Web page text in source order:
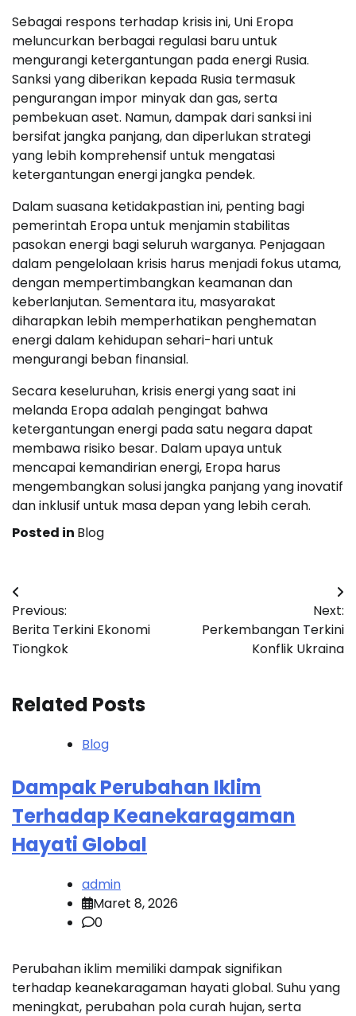
Sebagai respons terhadap krisis ini, Uni Eropa
meluncurkan berbagai regulasi baru untuk
mengurangi ketergantungan pada energi Rusia.
Sanksi yang diberikan kepada Rusia termasuk
pengurangan impor minyak dan gas, serta
pembekuan aset. Namun, dampak dari sanksi ini
bersifat jangka panjang, dan diperlukan strategi
yang lebih komprehensif untuk mengatasi
ketergantungan energi jangka pendek.
Dalam suasana ketidakpastian ini, penting bagi
pemerintah Eropa untuk menjamin stabilitas
pasokan energi bagi seluruh warganya. Penjagaan
dalam pengelolaan krisis harus menjadi fokus utama,
dengan mempertimbangkan keamanan dan
keberlanjutan. Sementara itu, masyarakat
diharapkan lebih memperhatikan penghematan
energi dalam kehidupan sehari-hari untuk
mengurangi beban finansial.
Secara keseluruhan, krisis energi yang saat ini
melanda Eropa adalah pengingat bahwa
ketergantungan energi pada satu negara dapat
membawa risiko besar. Dalam upaya untuk
mencapai kemandirian energi, Eropa harus
mengembangkan solusi jangka panjang yang inovatif
dan inklusif untuk masa depan yang lebih cerah.
Posted in Blog
Navigasi
pos
Previous:
Berita Terkini Ekonomi
Tiongkok
Next:
Perkembangan Terkini
Konflik Ukraina
Related Posts
Blog
Dampak Perubahan Iklim
Terhadap Keanekaragaman
Hayati Global
admin
Maret 8, 2026
0
Perubahan iklim memiliki dampak signifikan
terhadap keanekaragaman hayati global. Suhu yang
meningkat, perubahan pola curah hujan, serta